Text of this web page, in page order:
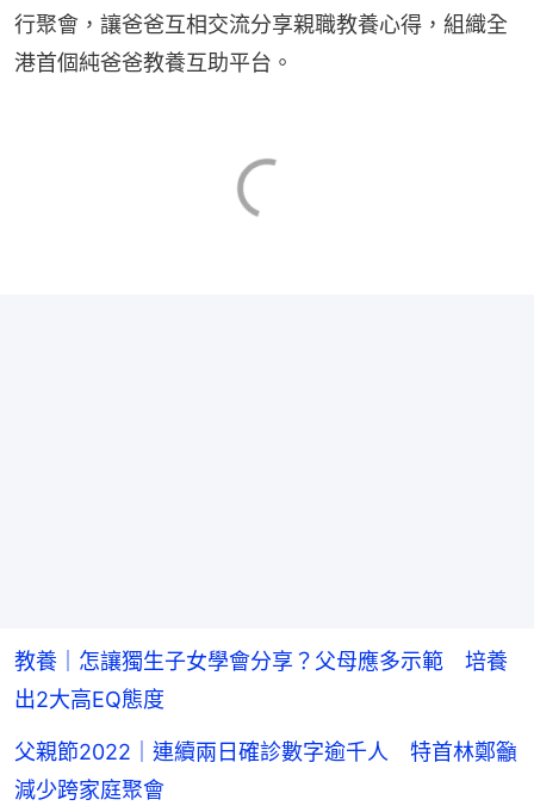
行聚會，讓爸爸互相交流分享親職教養心得，組織全
港首個純爸爸教養互助平台。
教養｜怎讓獨生子女學會分享？父母應多示範 培養
出2大高EQ態度
父親節2022｜連續兩日確診數字逾千人 特首林鄭籲
減少跨家庭聚會